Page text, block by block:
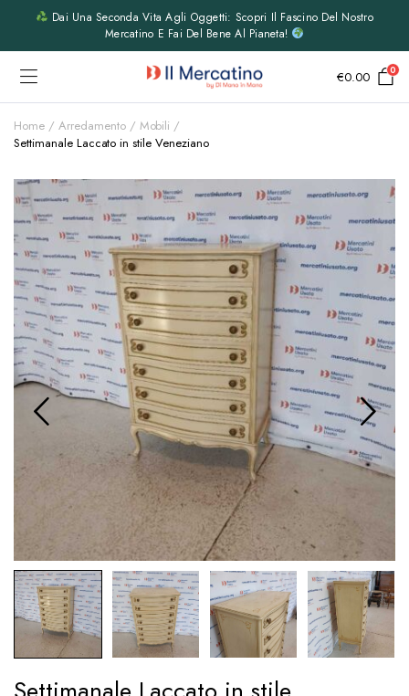
Dai Una Seconda Vita Agli Oggetti: Scopri Il Fascino Del Nostro
Mercatino E Fai Del Bene Al Pianeta!
€0.00 0
Home Arredamento
Mobili
Settimanale Laccato in stile Veneziano